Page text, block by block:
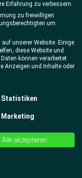
Erfahrung zu verbessern.
zu freiwilligen
um
unserer Website. Einige
diese Website und
können verarbeitet
Anzeigen und Inhalte oder
Statistiken
Marketing
Alle akzeptieren